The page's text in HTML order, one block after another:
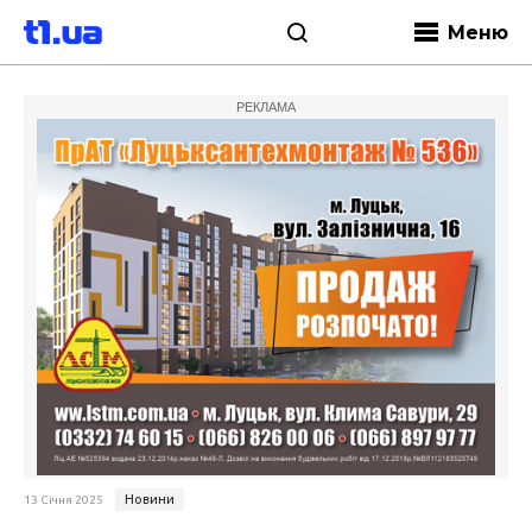
Меню
РЕКЛАМА
13 Січня 2025 Новини